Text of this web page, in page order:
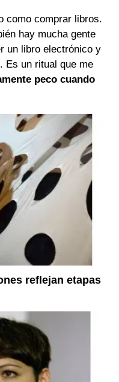
como comprar libros.
hay mucha gente
un libro electrónico y
Es un ritual que me
peco cuando
reflejan etapas